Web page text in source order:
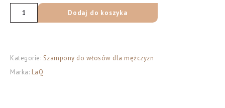
ilość
LaQ
dla
facetów
Dodaj do koszyka
Kategorie: Szampony do włosów dla mężczyzn
Marka: LaQ